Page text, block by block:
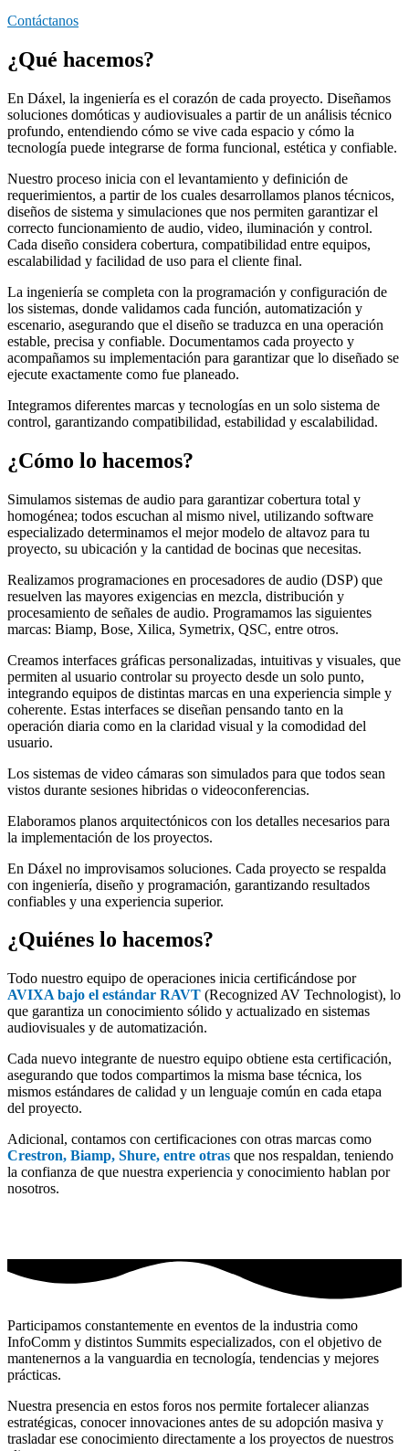
Contáctanos
¿Qué hacemos?
En Dáxel, la ingeniería es el corazón de cada proyecto. Diseñamos
soluciones domóticas y audiovisuales a partir de un análisis técnico
profundo, entendiendo cómo se vive cada espacio y cómo la
tecnología puede integrarse de forma funcional, estética y confiable.
Nuestro proceso inicia con el levantamiento y definición de
requerimientos, a partir de los cuales desarrollamos planos técnicos,
diseños de sistema y simulaciones que nos permiten garantizar el
correcto funcionamiento de audio, video, iluminación y control.
Cada diseño considera cobertura, compatibilidad entre equipos,
escalabilidad y facilidad de uso para el cliente final.
La ingeniería se completa con la programación y configuración de
los sistemas, donde validamos cada función, automatización y
escenario, asegurando que el diseño se traduzca en una operación
estable, precisa y confiable. Documentamos cada proyecto y
acompañamos su implementación para garantizar que lo diseñado se
ejecute exactamente como fue planeado.
Integramos diferentes marcas y tecnologías en un solo sistema de
control, garantizando compatibilidad, estabilidad y escalabilidad.
¿Cómo lo hacemos?
Simulamos sistemas de audio para garantizar cobertura total y
homogénea; todos escuchan al mismo nivel, utilizando software
especializado determinamos el mejor modelo de altavoz para tu
proyecto, su ubicación y la cantidad de bocinas que necesitas.
Realizamos programaciones en procesadores de audio (DSP) que
resuelven las mayores exigencias en mezcla, distribución y
procesamiento de señales de audio. Programamos las siguientes
marcas: Biamp, Bose, Xilica, Symetrix, QSC, entre otros.
Creamos interfaces gráficas personalizadas, intuitivas y visuales, que
permiten al usuario controlar su proyecto desde un solo punto,
integrando equipos de distintas marcas en una experiencia simple y
coherente. Estas interfaces se diseñan pensando tanto en la
operación diaria como en la claridad visual y la comodidad del
usuario.
Los sistemas de video cámaras son simulados para que todos sean
vistos durante sesiones hibridas o videoconferencias.
Elaboramos planos arquitectónicos con los detalles necesarios para
la implementación de los proyectos.
En Dáxel no improvisamos soluciones. Cada proyecto se respalda
con ingeniería, diseño y programación, garantizando resultados
confiables y una experiencia superior.
¿Quiénes lo hacemos?
Todo nuestro equipo de operaciones inicia certificándose por
AVIXA bajo el estándar RAVT (Recognized AV Technologist), lo
que garantiza un conocimiento sólido y actualizado en sistemas
audiovisuales y de automatización.
Cada nuevo integrante de nuestro equipo obtiene esta certificación,
asegurando que todos compartimos la misma base técnica, los
mismos estándares de calidad y un lenguaje común en cada etapa
del proyecto.
Adicional, contamos con certificaciones con otras marcas como
Crestron, Biamp, Shure, entre otras que nos respaldan, teniendo
la confianza de que nuestra experiencia y conocimiento hablan por
nosotros.
Participamos constantemente en eventos de la industria como
InfoComm y distintos Summits especializados, con el objetivo de
mantenernos a la vanguardia en tecnología, tendencias y mejores
prácticas.
Nuestra presencia en estos foros nos permite fortalecer alianzas
estratégicas, conocer innovaciones antes de su adopción masiva y
trasladar ese conocimiento directamente a los proyectos de nuestros